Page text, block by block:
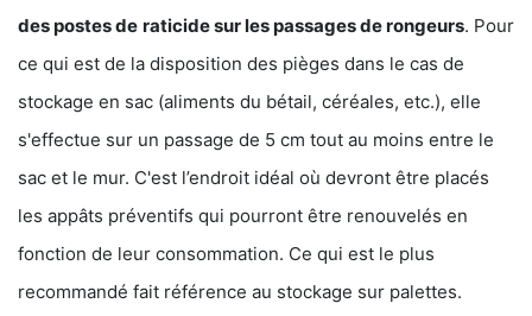
des postes de raticide sur les passages de rongeurs. Pour
ce qui est de la disposition des pièges dans le cas de
stockage en sac (aliments du bétail, céréales, etc.), elle
s'effectue sur un passage de 5 cm tout au moins entre le
sac et le mur. C'est l’endroit idéal où devront être placés
les appâts préventifs qui pourront être renouvelés en
fonction de leur consommation. Ce qui est le plus
recommandé fait référence au stockage sur palettes.